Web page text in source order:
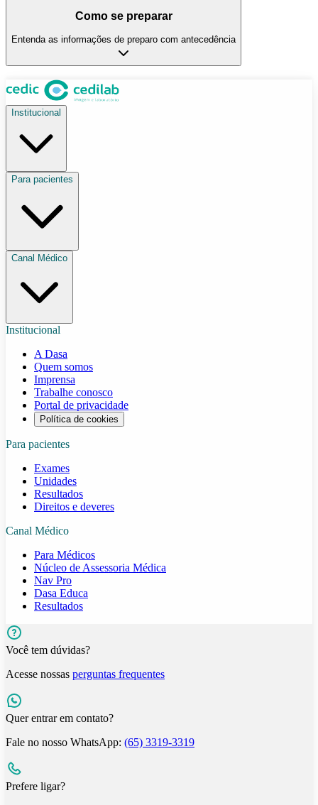
Como se preparar
Entenda as informações de preparo com antecedência
Institucional
Para pacientes
Canal Médico
Institucional
A Dasa
Quem somos
Imprensa
Trabalhe conosco
Portal de privacidade
Política de cookies
Para pacientes
Exames
Unidades
Resultados
Direitos e deveres
Canal Médico
Para Médicos
Núcleo de Assessoria Médica
Nav Pro
Dasa Educa
Resultados
Você tem dúvidas?
Acesse nossas perguntas frequentes
Quer entrar em contato?
Fale no nosso WhatsApp: (65) 3319-3319
Prefere ligar?